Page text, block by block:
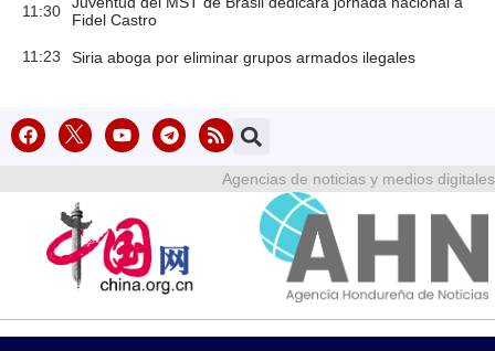
11:30
Fidel Castro
11:23 Siria aboga por eliminar grupos armados ilegales
Agencias de noticias y medios digitales